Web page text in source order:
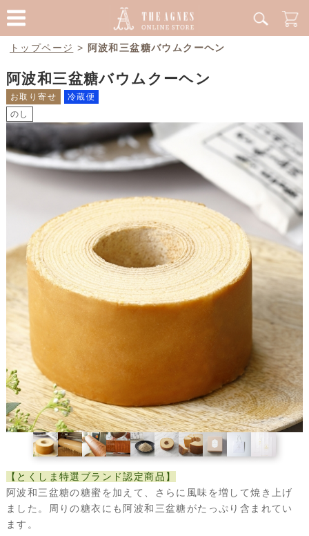
トップページ > 阿波和三盆糖バウムクーヘン
阿波和三盆糖バウムクーヘン
お取り寄せ
冷蔵便
のし
【とくしま特選ブランド認定商品】
阿波和三盆糖の糖蜜を加えて、さらに風味を増して焼き上げ
ました。周りの糖衣にも阿波和三盆糖がたっぷり含まれてい
ます。